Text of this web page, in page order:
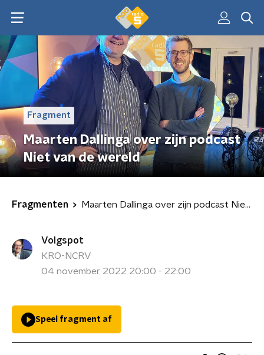
Fragment
Maarten Dallinga over zijn podcast
Niet van de wereld
Fragmenten Maarten Dallinga over zijn podcast Niet van de wereld
Volgspot
KRO-NCRV
04 november 2022 20:00 - 22:00
Speel fragment af